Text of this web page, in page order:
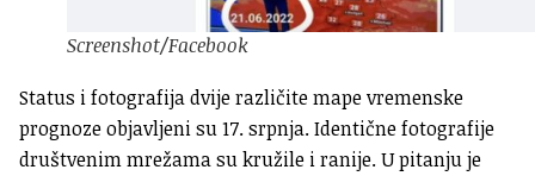
Screenshot/Facebook
Status i fotografija dvije različite mape vremenske
prognoze objavljeni su 17. srpnja. Identične fotografije
društvenim mrežama su kružile i ranije. U pitanju je